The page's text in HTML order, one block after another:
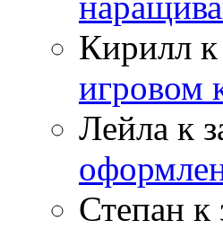
Кирилл
игровом
Лейла к
Степан к